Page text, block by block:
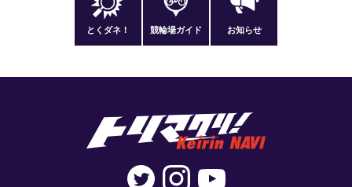
とくダネ！ 競輪場ガイド お知らせ